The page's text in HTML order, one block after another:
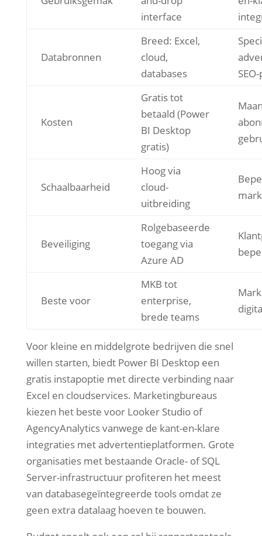
interface
Databronnen
Breed: Excel,
cloud,
databases
Kosten
Gratis tot
betaald (Power
BI Desktop
gratis)
Schaalbaarheid
Hoog via
cloud-
uitbreiding
Beveiliging
Rolgebaseerde
toegang via
Azure AD
Beste voor
MKB tot
enterprise,
brede teams
Voor kleine en middelgrote bedrijven die snel
willen starten, biedt Power BI Desktop een
gratis instapoptie met directe verbinding naar
Excel en cloudservices. Marketingbureaus
kiezen het beste voor Looker Studio of
AgencyAnalytics vanwege de kant-en-klare
integraties met advertentieplatformen. Grote
organisaties met bestaande Oracle- of SQL
Server-infrastructuur profiteren het meest
van databasegeïntegreerde tools omdat ze
geen extra datalaag hoeven te bouwen.